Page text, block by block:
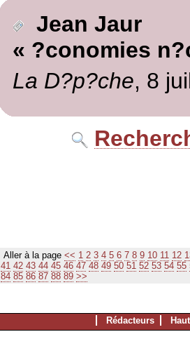
Jean Jaur
« ?conomies
La D?p?che, 8
Aller à la page << 1 2 3 4 5 6 7 8 9 10 11 12
41 42 43 44 45 46 47 48 49 50 51 52 53 54 55
84 85 86 87 88 89 >>
Rédacteurs